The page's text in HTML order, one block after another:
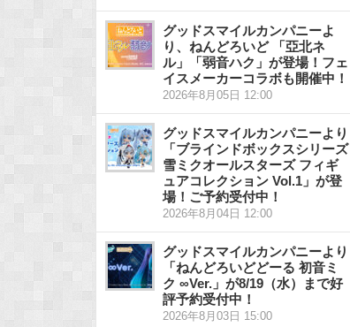
グッドスマイルカンパニーよ
り、ねんどろいど 「亞北ネ
ル」「弱音ハク」が登場！フェ
イスメーカーコラボも開催中！
2026年8月05日 12:00
グッドスマイルカンパニーより
「ブラインドボックスシリーズ
雪ミクオールスターズ フィギ
ュアコレクション Vol.1」が登
場！ご予約受付中！
2026年8月04日 12:00
グッドスマイルカンパニーより
「ねんどろいどどーる 初音ミ
ク ∞Ver.」が8/19（水）まで好
評予約受付中！
2026年8月03日 15:00